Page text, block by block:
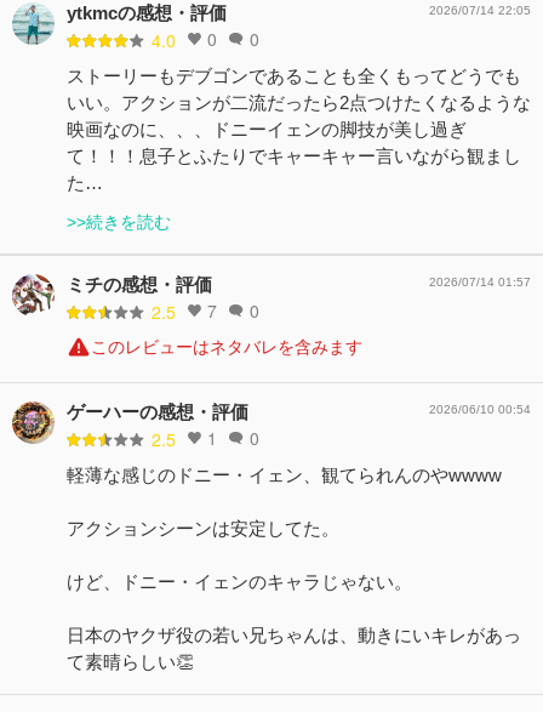
ytkmcの感想・評価
4.0 0 0
2026/07/14 22:05
ストーリーもデブゴンであることも全くもってどうでも
いい。アクションが二流だったら2点つけたくなるような
映画なのに、、、ドニーイェンの脚技が美し過ぎ
て！！！息子とふたりでキャーキャー言いながら観まし
た…
>>続きを読む
ミチの感想・評価
2.5 7 0
2026/07/14 01:57
このレビューはネタバレを含みます
ゲーハーの感想・評価
2.5 1 0
2026/06/10 00:54
軽薄な感じのドニー・イェン、観てられんのやwwww
アクションシーンは安定してた。
けど、ドニー・イェンのキャラじゃない。
日本のヤクザ役の若い兄ちゃんは、動きにいキレがあっ
て素晴らしい👏